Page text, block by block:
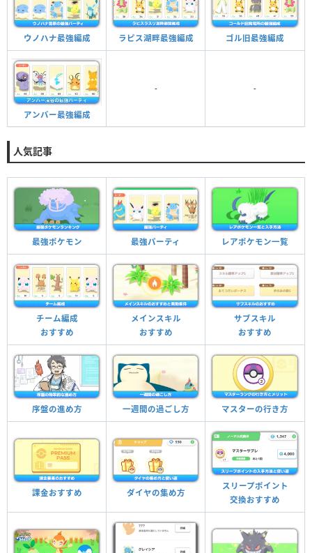
ウノハナ最強編成 ラピス湖畔最強編成 ゴル旧最強編成
アンバー最強編成
- -
人気記事
最強ポケモン 最強パーティ レアポケモン一覧
チーム編成
おすすめ
メインスキル
おすすめ
サブスキル
おすすめ
序盤の進め方 一週間の過ごし方 マスターの行き方
課金おすすめ ダイヤの集め方
スリープポイント
交換おすすめ